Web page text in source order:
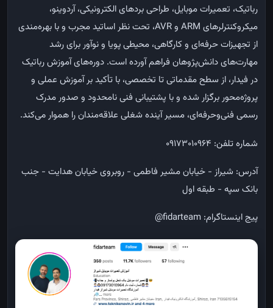
رباتیک، تعمیرات موبایل، طراحی بردهای الکترونیکی، آردوینو،
میکروکنترلرهای ARM و AVR، تحت نظر اساتید مجرب و با بهره‌مندی
از تجهیزات حرفه‌ای و کارگاهی، محیطی پویا و نوآور برای رشد
مهارت‌های دانش‌پژوهان فراهم آورده است. دوره‌های آموزش رباتیک
در فیدار، از سطح مقدماتی تا تخصصی، با تأکید بر آموزش عملی و
پروژه‌محور برگزار شده و با پشتیبانی فنی نامحدود و صدور مدرک
رسمی فنی‌وحرفه‌ای، مسیر آینده شغلی علاقه‌مندان را هموار می‌کند.
شماره تلفن: 09173010964
آدرس: شیراز - خیابان مشیر فاطمی - روبروی خیابان هدایت - جنب
بانک سپه - طبقه اول
پیج اینستاگرام: fidarteam@